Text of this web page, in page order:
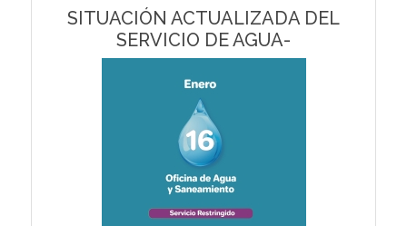
SITUACIÓN ACTUALIZADA DEL
SERVICIO DE AGUA-